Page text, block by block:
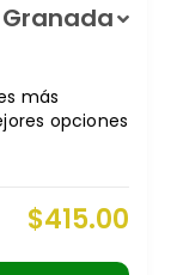
Granada
más
opciones
$415.00